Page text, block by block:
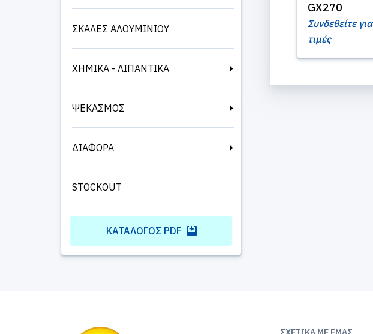
ΣΚΑΛΕΣ ΑΛΟΥΜΙΝΙΟΥ
ΧΗΜΙΚΑ - ΛΙΠΑΝΤΙΚΑ
ΨΕΚΑΣΜΟΣ
ΔΙΑΦΟΡΑ
STOCKOUT
ΚΑΤΆΛΟΓΟΣ PDF
GX270
Συνδεθείτε για
τιμές